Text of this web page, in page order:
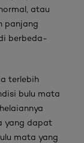
atau
panjang
berbeda-
terlebih
bulu mata
yang dapat
mata yang